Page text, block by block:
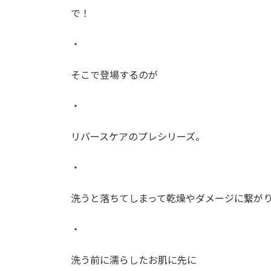
で！
・
そこで登場するのが
・
リバースケアのプレシリーズ。
・
洗うと落ちてしまって乾燥やダメージに繋が
・
洗う前に濡らしたお肌に先に